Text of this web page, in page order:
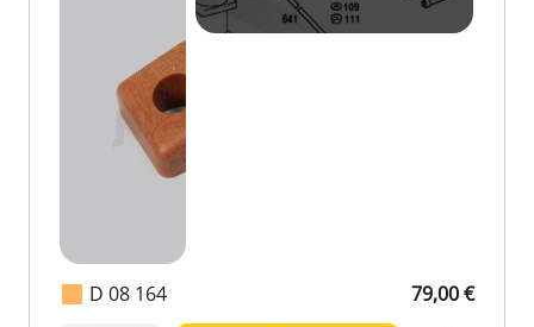
D 08 164 79,00 €